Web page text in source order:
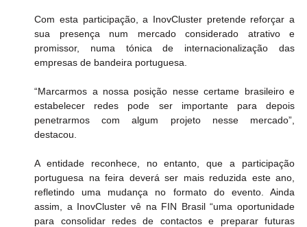
Com esta participação, a InovCluster pretende reforçar a
sua presença num mercado considerado atrativo e
promissor, numa tónica de internacionalização das
empresas de bandeira portuguesa.
“Marcarmos a nossa posição nesse certame brasileiro e
estabelecer redes pode ser importante para depois
penetrarmos com algum projeto nesse mercado”,
destacou.
A entidade reconhece, no entanto, que a participação
portuguesa na feira deverá ser mais reduzida este ano,
refletindo uma mudança no formato do evento. Ainda
assim, a InovCluster vê na FIN Brasil “uma oportunidade
para consolidar redes de contactos e preparar futuras